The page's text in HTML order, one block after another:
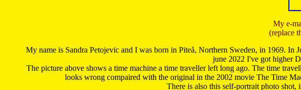
My e-
(replace
My name is Sandra Petojevic and I was born in Piteå, Northern Sweden, in 1969.
june 2022 I've got higher
The picture above shows a time machine a time traveller left long ago. The time
looks wrong compaired with the original in the 2002 movie The Time
There is also this self-portrait photo